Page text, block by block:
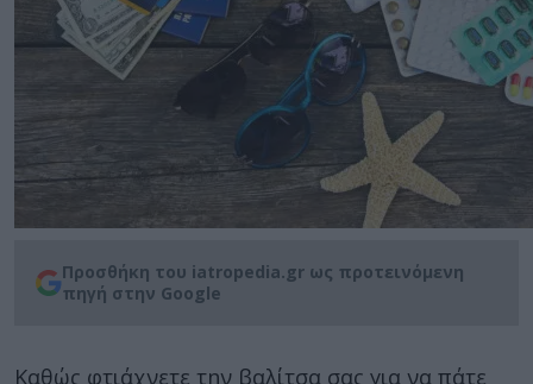
Προσθήκη του iatropedia.gr ως προτεινόμενη
πηγή στην Google
Καθώς φτιάχνετε την βαλίτσα σας για να πάτε